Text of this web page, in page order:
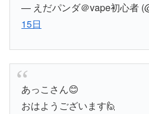
— えだパンダ＠vape初心者
15日
あっこさん😊
おはようございます🙋